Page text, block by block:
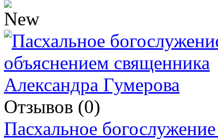
Отзывов (0)
Пасхальное